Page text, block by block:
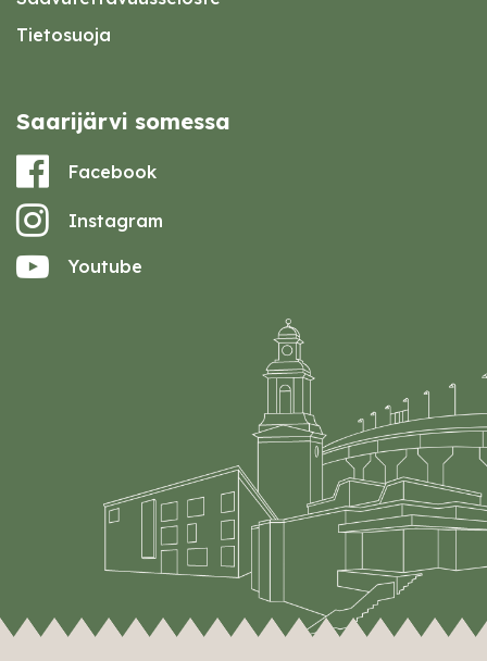
Tietosuoja
Saarijärvi somessa
Facebook
Instagram
Youtube